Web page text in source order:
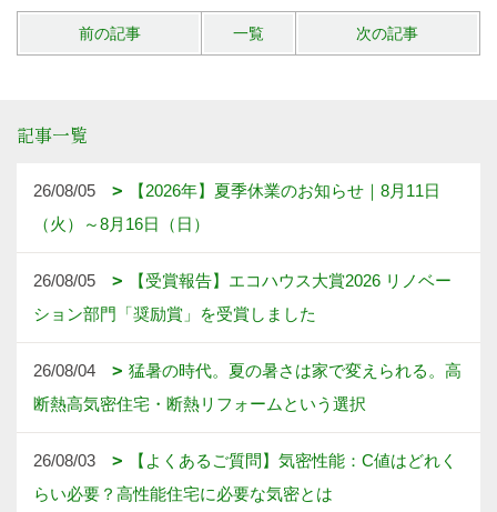
前の記事 一覧 次の記事
記事一覧
26/08/05
【2026年】夏季休業のお知らせ｜8月11日
（火）～8月16日（日）
26/08/05
【受賞報告】エコハウス大賞2026 リノベー
ション部門「奨励賞」を受賞しました
26/08/04
猛暑の時代。夏の暑さは家で変えられる。高
断熱高気密住宅・断熱リフォームという選択
26/08/03
【よくあるご質問】気密性能：C値はどれく
らい必要？高性能住宅に必要な気密とは